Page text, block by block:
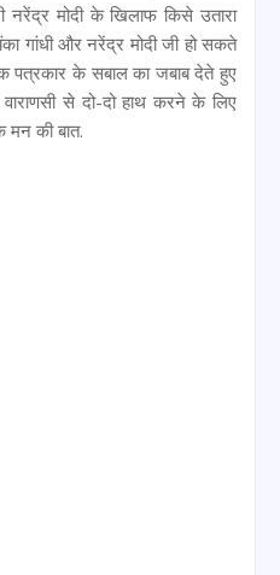
नरेंद्र मोदी के खिलाफ किसे उतारा
गांधी और नरेंद्र मोदी जी हो सकते
पत्रकार के सबाल का जबाब देते हुए
से दो-दो हाथ करने के लिए
मन की बात.